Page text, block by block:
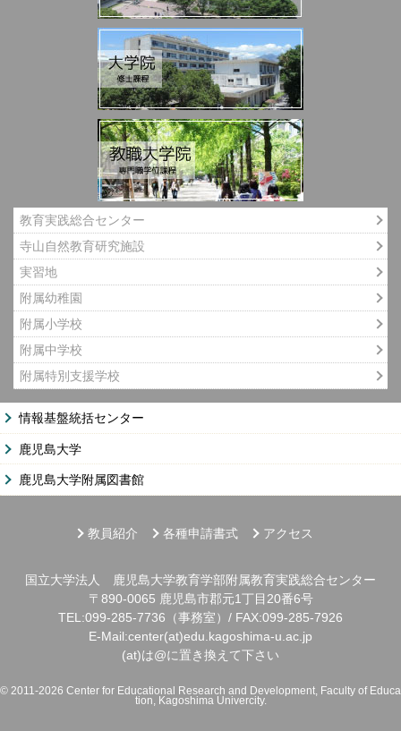
教育実践総合センター
寺山自然教育研究施設
実習地
附属幼稚園
附属小学校
附属中学校
附属特別支援学校
情報基盤統括センター
鹿児島大学
鹿児島大学附属図書館
教員紹介 各種申請書式 アクセス
国立大学法人 鹿児島大学教育学部附属教育実践総合センター
〒890-0065 鹿児島市郡元1丁目20番6号
TEL:099-285-7736（事務室）/ FAX:099-285-7926
E-Mail:center(at)edu.kagoshima-u.ac.jp
(at)は@に置き換えて下さい
© 2011-2026 Center for Educational Research and Development, Faculty of Educa
tion, Kagoshima Univercity.